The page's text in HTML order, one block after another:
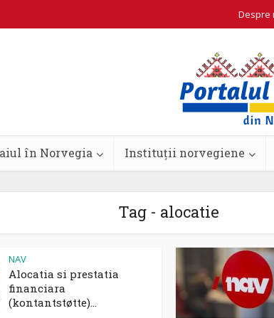
Despre
în Norvegia Instituții norvegiene
Tag - alocatie
NAV
Alocatia si prestatia
financiara
(kontantstøtte)...